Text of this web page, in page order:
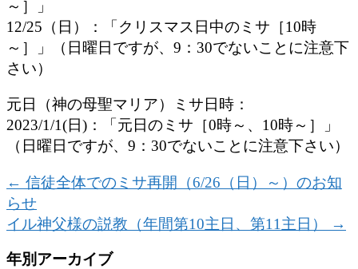
～］」
12/25（日）：「クリスマス日中のミサ［10時
～］」（日曜日ですが、9：30でないことに注意下
さい）
元日（神の母聖マリア）ミサ日時：
2023/1/1(日)：「元日のミサ［0時～、10時～］」
（日曜日ですが、9：30でないことに注意下さい）
← 信徒全体でのミサ再開（6/26（日）～）のお知
らせ
イル神父様の説教（年間第10主日、第11主日）
→
年別アーカイブ